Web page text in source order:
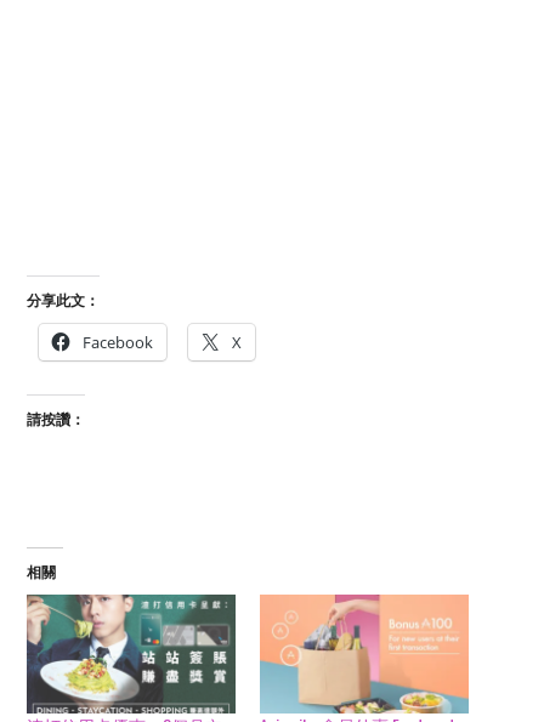
分享此文：
Facebook X
請按讚：
相關